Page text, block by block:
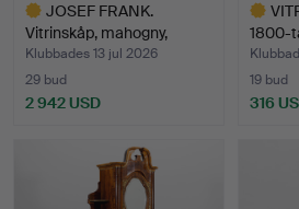
JOSEF FRANK.
Vitrinskåp, mahogny,
modell 6…
Klubbades 13 jul 2026
29 bud
2 942 USD
1800-
19 bud
316